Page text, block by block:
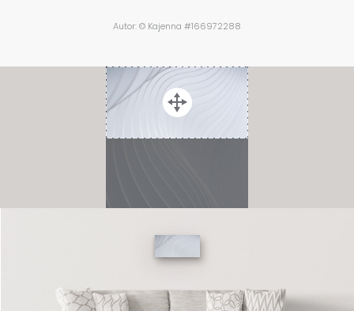
Autor: © Kajenna #166972288